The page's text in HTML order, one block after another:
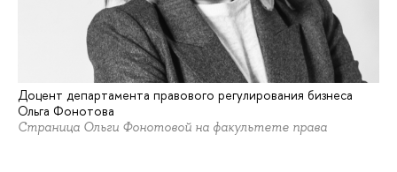
Доцент департамента правового регулирования бизнеса
Ольга Фонотова
Страница Ольги Фонотовой на факультете права